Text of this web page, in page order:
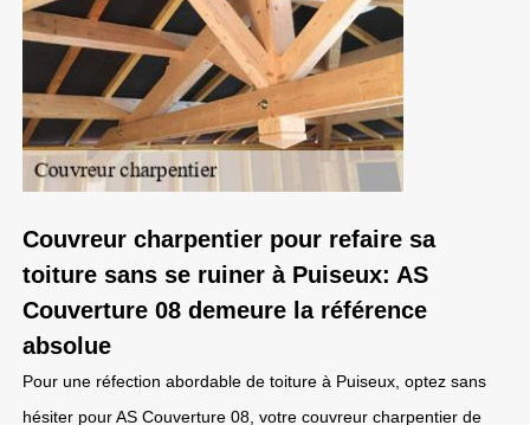
Couvreur charpentier pour refaire sa
toiture sans se ruiner à Puiseux: AS
Couverture 08 demeure la référence
absolue
Pour une réfection abordable de toiture à Puiseux, optez sans
hésiter pour AS Couverture 08, votre couvreur charpentier de